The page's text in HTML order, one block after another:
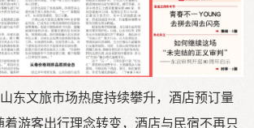
山东文旅市场热度持续攀升，酒店预订量
着游客出行理念转变，酒店与民宿不再只